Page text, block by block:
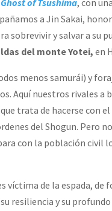
Ghost of Tsushima, con
a Jin Sakai,
sobrevivir y salvar a su
del monte Yotei, en
menos samurái) y
Aquí nuestros rivales a
trata de hacerse con
del Shogun. Pero
con la población civil
víctima de la espada, de
resiliencia y su